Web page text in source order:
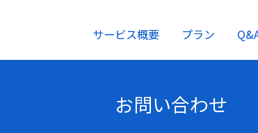
サービス概要 プラン
お問い合わせ